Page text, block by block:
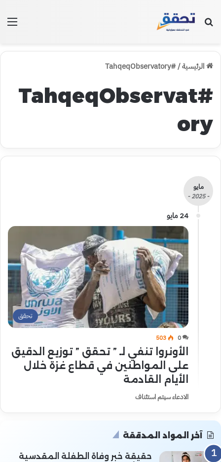
بحث عن
الرئيسية/
#TahqeqObservatory
#TahqeqObservat
ory
مايو
- 2025 -
24 مايو
تحقق
0
503
الأونروا تنفي لـ ” تحقق ” توزيع الدقيق
على المواطنين في قطاع غزة خلال
الأيام القادمة
الادعاء سيتم استئناف
آخر المواد المدققة
حقيقة خبر وفاة الطفلة المقدسية